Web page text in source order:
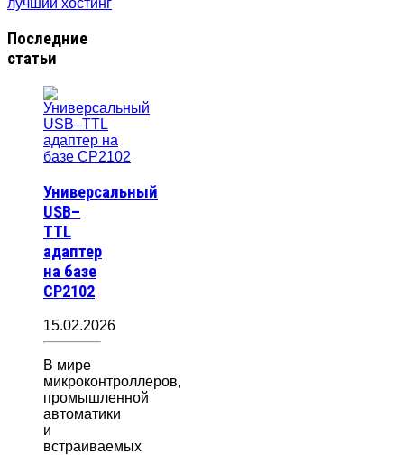
Последние
статьи
Универсальный
USB–
TTL
адаптер
на базе
CP2102
15.02.2026
В мире
микроконтроллеров,
промышленной
автоматики
и
встраиваемых